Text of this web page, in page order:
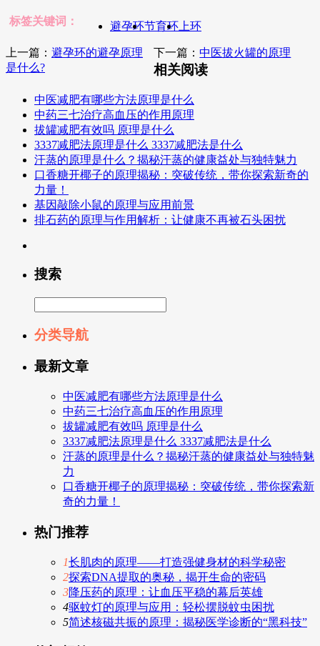
标签关键词： 避孕环节育环 上环
上一篇： 避孕环的避孕原理
是什么?
下一篇：中医拔火罐的原理
相关阅读
中医减肥有哪些方法原理是什么
中药三七治疗高血压的作用原理
拔罐减肥有效吗 原理是什么
3337减肥法原理是什么 3337减肥法是什么
汗蒸的原理是什么？揭秘汗蒸的健康益处与独特魅力
口香糖开椰子的原理揭秘：突破传统，带你探索新奇的
力量！
基因敲除小鼠的原理与应用前景
排石药的原理与作用解析：让健康不再被石头困扰
搜索
分类导航
最新文章
中医减肥有哪些方法原理是什么
中药三七治疗高血压的作用原理
拔罐减肥有效吗 原理是什么
3337减肥法原理是什么 3337减肥法是什么
汗蒸的原理是什么？揭秘汗蒸的健康益处与独特魅
力
口香糖开椰子的原理揭秘：突破传统，带你探索新
奇的力量！
热门推荐
1长肌肉的原理——打造强健身材的科学秘密
2探索DNA提取的奥秘，揭开生命的密码
3降压药的原理：让血压平稳的幕后英雄
4驱蚊灯的原理与应用：轻松摆脱蚊虫困扰
5简述核磁共振的原理：揭秘医学诊断的“黑科技”